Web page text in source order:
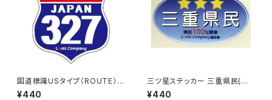
国道標識USタイプ（ROUTE）ス
テッカー 327号線
¥440
三ツ星ステッカー 三重県民(ブ
ルー)
¥440